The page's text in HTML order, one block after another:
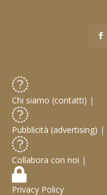
Chi siamo (contatti) |
Pubblicità (advertising) |
Collabora con noi |
Privacy Policy